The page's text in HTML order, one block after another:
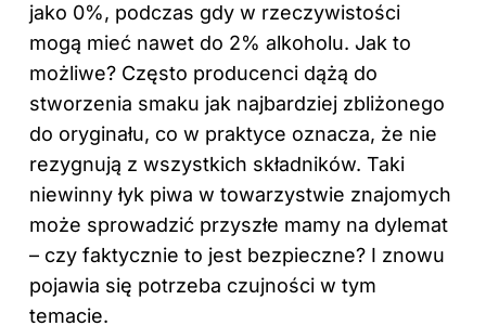
jako 0%, podczas gdy w rzeczywistości
mogą mieć nawet do 2% alkoholu. Jak to
możliwe? Często producenci dążą do
stworzenia smaku jak najbardziej zbliżonego
do oryginału, co w praktyce oznacza, że nie
rezygnują z wszystkich składników. Taki
niewinny łyk piwa w towarzystwie znajomych
może sprowadzić przyszłe mamy na dylemat
– czy faktycznie to jest bezpieczne? I znowu
pojawia się potrzeba czujności w tym
temacie.